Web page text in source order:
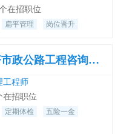
管理奖特大型项目
程奖、鲁班奖、化
，荣获中国建设监理
广东省委宣传部和
诚信之星”、茂名
民营企业纳税大
复产优秀监理企业
较大的影响力。集
在招职位
扁平管理 岗位晋升
上海同济市政公路工程咨询有限公司
工程师
在招职位
定期体检 五险一金